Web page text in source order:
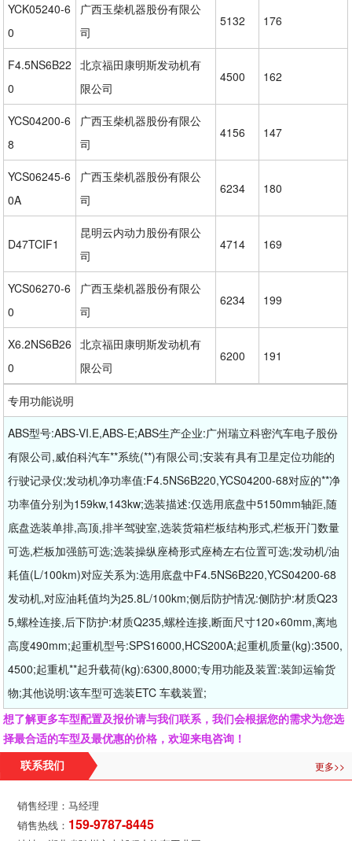
YCK05240-6
0
广西玉柴机器股份有限公
司
5132 176
F4.5NS6B22
0
北京福田康明斯发动机有
限公司
4500 162
YCS04200-6
8
广西玉柴机器股份有限公
司
4156 147
YCS06245-6
0A
广西玉柴机器股份有限公
司
6234 180
D47TCIF1
昆明云内动力股份有限公
司
4714 169
YCS06270-6
0
广西玉柴机器股份有限公
司
6234 199
X6.2NS6B26
0
北京福田康明斯发动机有
限公司
6200 191
专用功能说明
ABS型号:ABS-VI.E,ABS-E;ABS生产企业:广州瑞立科密汽车电子股份
有限公司,威伯科汽车**系统(**)有限公司;安装有具有卫星定位功能的
行驶记录仪;发动机净功率值:F4.5NS6B220,YCS04200-68对应的**净
功率值分别为159kw,143kw;选装描述:仅选用底盘中5150mm轴距,随
底盘选装单排,高顶,排半驾驶室,选装货箱栏板结构形式,栏板开门数量
可选,栏板加强筋可选;选装操纵座椅形式座椅左右位置可选;发动机/油
耗值(L/100km)对应关系为:选用底盘中F4.5NS6B220,YCS04200-68
发动机,对应油耗值均为25.8L/100km;侧后防护情况:侧防护:材质Q23
5,螺栓连接,后下防护:材质Q235,螺栓连接,断面尺寸120×60mm,离地
高度490mm;起重机型号:SPS16000,HCS200A;起重机质量(kg):3500,
4500;起重机**起升载荷(kg):6300,8000;专用功能及装置:装卸运输货
物;其他说明:该车型可选装ETC 车载装置;
想了解更多车型配置及报价请与我们联系，我们会根据您的需求为您选
择最合适的车型及最优惠的价格，欢迎来电咨询！
联系我们 更多>>
销售经理：马经理
销售热线： 159-9787-8445